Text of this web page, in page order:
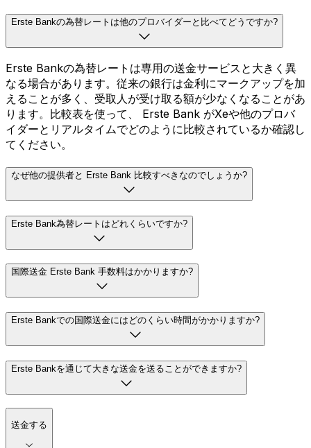
Erste Bankの為替レートは他のプロバイダーと比べてどうですか?
Erste Bankの為替レートは専用の送金サービスと大きく異
なる場合があります。従来の銀行は金利にマークアップを加
えることが多く、受取人が受け取る額が少なくなることがあ
ります。比較表を使って、 Erste Bank がXeや他のプロバ
イダーとリアルタイムでどのように比較されているか確認し
てください。
なぜ他の提供者と Erste Bank 比較すべきなのでしょうか?
Erste Bank為替レートはどれくらいですか?
国際送金 Erste Bank 手数料はかかりますか?
Erste Bankでの国際送金にはどのくらい時間がかかりますか?
Erste Bankを通じて大きな送金を送ることができますか?
送金する